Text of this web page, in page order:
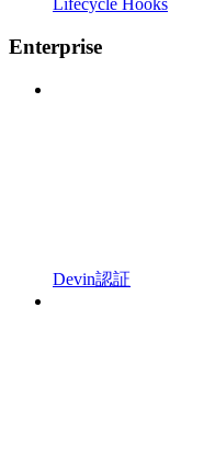
Lifecycle Hooks
Enterprise
Devin認証